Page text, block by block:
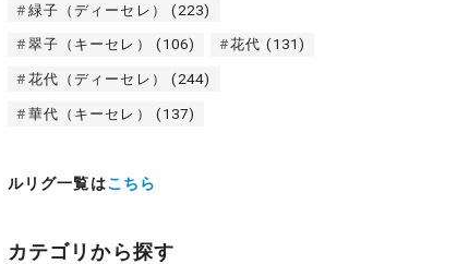
緑子（ディーセレ） (223)
翠子（キーセレ） (106) 花代 (131)
花代（ディーセレ） (244)
華代（キーセレ） (137)
ルリグ一覧はこちら
カテゴリから探す